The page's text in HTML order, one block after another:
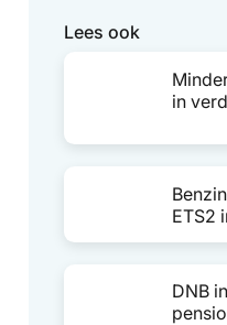
Lees ook
in
ETS2
DNB